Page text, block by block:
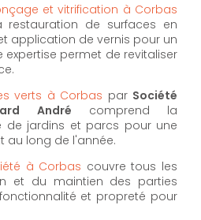
et vitrification à Corbas
restauration de surfaces en
application de vernis pour un
expertise permet de revitaliser
verts à Corbas par Société
André comprend la
de jardins et parcs pour une
au long de l'année.
à Corbas couvre tous les
et du maintien des parties
et propreté pour